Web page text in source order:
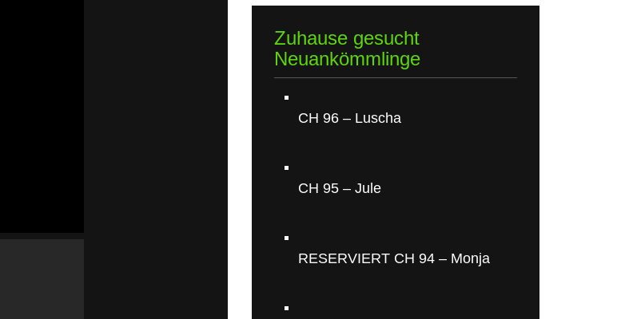
Zuhause gesucht
Neuankömmlinge
CH 96 – Luscha
CH 95 – Jule
RESERVIERT CH 94 – Monja